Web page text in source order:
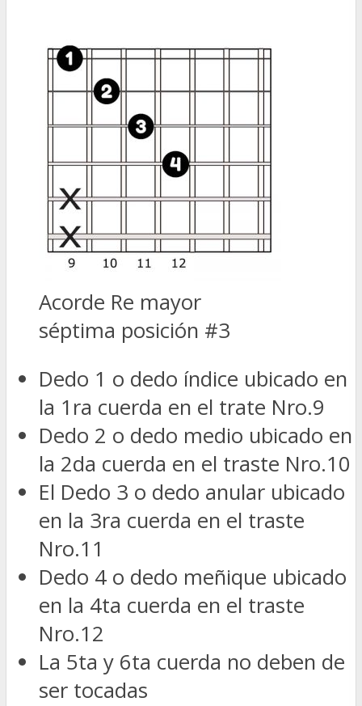
Acorde Re mayor
séptima posición #3
Dedo 1 o dedo índice ubicado en
la 1ra cuerda en el trate Nro.9
Dedo 2 o dedo medio ubicado en
la 2da cuerda en el traste Nro.10
El Dedo 3 o dedo anular ubicado
en la 3ra cuerda en el traste
Nro.11
Dedo 4 o dedo meñique ubicado
en la 4ta cuerda en el traste
Nro.12
La 5ta y 6ta cuerda no deben de
ser tocadas